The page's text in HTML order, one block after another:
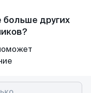
больше других